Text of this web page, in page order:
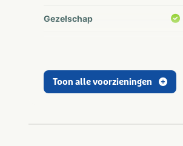
Gezelschap
Activiteiten
Toon alle voorzieningen